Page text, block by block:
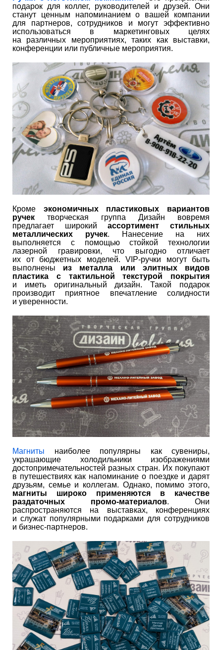
подарок для коллег, руководителей и друзей. Они
станут ценным напоминанием о вашей компании
для партнеров, сотрудников и могут эффективно
использоваться в маркетинговых целях
на различных мероприятиях, таких как выставки,
конференции или публичные мероприятия.
Кроме экономичных пластиковых вариантов
ручек творческая группа Дизайн вовремя
предлагает широкийассортимент стильных
металлических ручек. Нанесение на них
выполняется с помощью стойкой технологии
лазерной гравировки, что выгодно отличает
их от бюджетных моделей. VIP-ручки могут быть
выполнены из металла или элитных видов
пластика с тактильной текстурой покрытия
и иметь оригинальный дизайн. Такой подарок
производит приятное впечатление солидности
и уверенности.
Магниты наиболее популярны как сувениры,
украшающие холодильники изображениями
достопримечательностей разных стран. Их покупают
в путешествиях как напоминание о поездке и дарят
друзьям, семье и коллегам. Однако, помимо этого,
магниты широко применяются в качестве
раздаточных промо-материалов. Они
распространяются на выставках, конференциях
и служат популярными подарками для сотрудников
и бизнес-партнеров.